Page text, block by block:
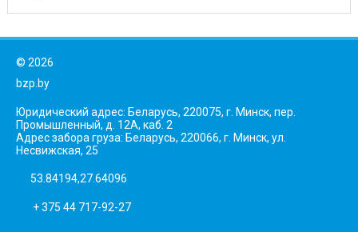
© 2026
bzp.by
Юридический адрес: Беларусь, 220075, г. Минск, пер.
Промышленный, д. 12А, каб. 2
Адрес забора груза: Беларусь, 220066, г. Минск, ул.
Несвижская, 25
53.84194,27.64096
+ 375 44 717-92-27